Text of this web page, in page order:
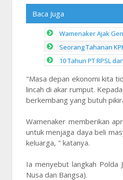
Baca Juga
Wamenaker Ajak
Seorang Tahanan
10 Tahun PT RPSL
"Masa depan ekonomi kita
lincah di akar rumput.
berkembang yang butuh
Wamenaker memberikan
untuk menjaga daya beli
keluarga, " katanya.
Ia menyebut langkah Polda
Nusa dan Bangsa).